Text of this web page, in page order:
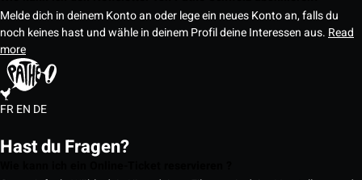
Melde dich in deinem Konto an oder lege ein neues Konto an, falls du
noch keines hast und wähle in deinem Profil deine Interessen aus. Read
more
FREN DE
Hast du Fragen?